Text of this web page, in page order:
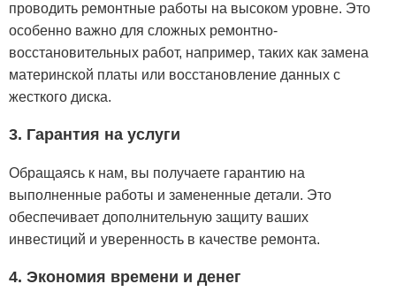
проводить ремонтные работы на высоком уровне. Это
особенно важно для сложных ремонтно-
восстановительных работ, например, таких как замена
материнской платы или восстановление данных с
жесткого диска.
3. Гарантия на услуги
Обращаясь к нам, вы получаете гарантию на
выполненные работы и замененные детали. Это
обеспечивает дополнительную защиту ваших
инвестиций и уверенность в качестве ремонта.
4. Экономия времени и денег